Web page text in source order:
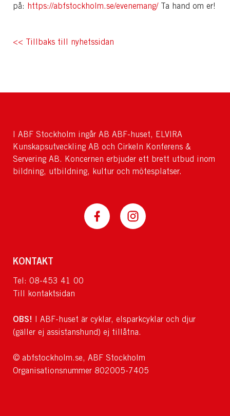
på: https://abfstockholm.se/evenemang/Ta hand om er!
<< Tillbaks till nyhetssidan
I ABF Stockholm ingår AB ABF-huset, ELVIRA
Kunskapsutveckling AB och Cirkeln Konferens &
Servering AB. Koncernen erbjuder ett brett utbud inom
bildning, utbildning, kultur och mötesplatser.
KONTAKT
Tel: 08-453 41 00
Till kontaktsidan
OBS! I ABF-huset är cyklar, elsparkcyklar och djur
(gäller ej assistanshund) ej tillåtna.
© abfstockholm.se, ABF Stockholm
Organisationsnummer 802005-7405